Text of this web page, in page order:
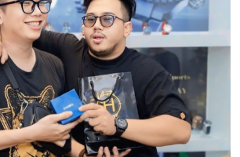
lý thủ tục đổi trả